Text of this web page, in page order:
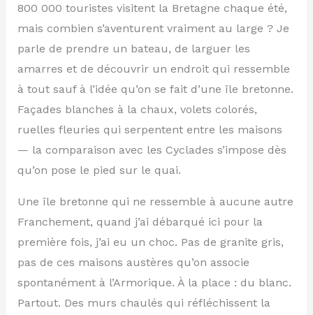
800 000 touristes visitent la Bretagne chaque été,
mais combien s’aventurent vraiment au large ? Je
parle de prendre un bateau, de larguer les
amarres et de découvrir un endroit qui ressemble
à tout sauf à l’idée qu’on se fait d’une île bretonne.
Façades blanches à la chaux, volets colorés,
ruelles fleuries qui serpentent entre les maisons
— la comparaison avec les Cyclades s’impose dès
qu’on pose le pied sur le quai.
Une île bretonne qui ne ressemble à aucune autre
Franchement, quand j’ai débarqué ici pour la
première fois, j’ai eu un choc. Pas de granite gris,
pas de ces maisons austères qu’on associe
spontanément à l’Armorique. À la place : du blanc.
Partout. Des murs chaulés qui réfléchissent la